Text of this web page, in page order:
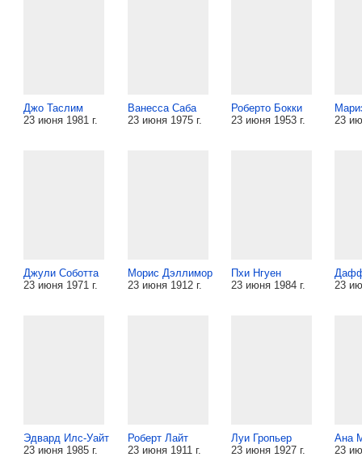
Джо Таслим
23 июня 1981 г.
Ванесса Саба
23 июня 1975 г.
Роберто Бокки
23 июня 1953 г.
23
Джули Соботта
23 июня 1971 г.
Морис Дэллимор
23 июня 1912 г.
Пхи Нгуен
23 июня 1984 г.
23
Эдвард Илс-Уайт
23 июня 1985 г.
Роберт Лайт
23 июня 1911 г.
Луи Гропьер
23 июня 1927 г.
Ана
23